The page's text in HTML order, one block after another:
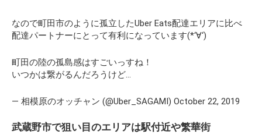
なので町田市のように孤立したUber Eats配達エリアに比べ
配達パートナーにとって有利になっています(*‘∀‘)
町田の陸の孤島感はすごいっすね！
いつかは繋がるんだろうけど…
— 相模原のオッチャン (@Uber_SAGAMI) October 22, 2019
武蔵野市で狙い目のエリアは駅付近や繁華街